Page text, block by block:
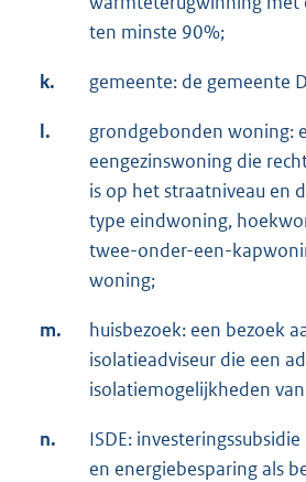
ten minste 90%;
k. gemeente: de gemeente
l.
grondgebonden woning:
eengezinswoning die
is op het straatniveau en
type eindwoning,
twee-onder-een-
woning;
m.
huisbezoek: een bezoek
isolatieadviseur die een
isolatiemogelijkheden
n.
ISDE:
en energiebesparing als